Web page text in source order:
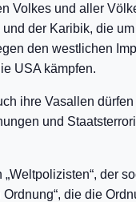
Volkes und aller
und der Karibik, die
den westlichen
USA kämpfen.
ihre Vasallen
und
„Weltpolizisten“, der
Ordnung“, die die